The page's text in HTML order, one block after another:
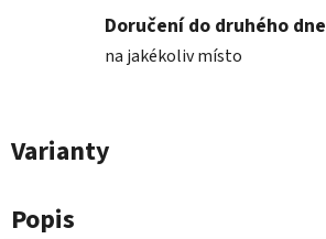
Doručení do druhého dne
na jakékoliv místo
Varianty
Popis